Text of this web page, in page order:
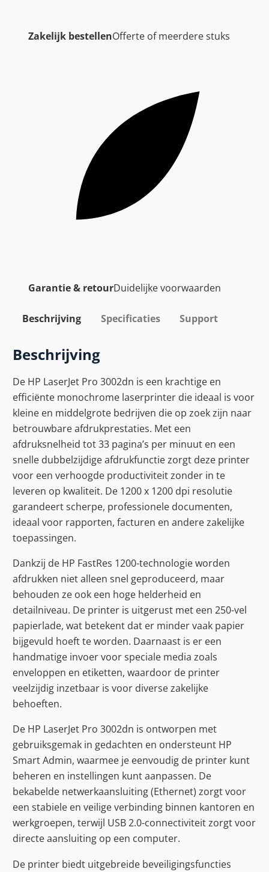
Zakelijk bestellenOfferte of meerdere stuks
Garantie & retourDuidelijke voorwaarden
Beschrijving Specificaties Support
Beschrijving
De HP LaserJet Pro 3002dn is een krachtige en
efficiënte monochrome laserprinter die ideaal is voor
kleine en middelgrote bedrijven die op zoek zijn naar
betrouwbare afdrukprestaties. Met een
afdruksnelheid tot 33 pagina’s per minuut en een
snelle dubbelzijdige afdrukfunctie zorgt deze printer
voor een verhoogde productiviteit zonder in te
leveren op kwaliteit. De 1200 x 1200 dpi resolutie
garandeert scherpe, professionele documenten,
ideaal voor rapporten, facturen en andere zakelijke
toepassingen.
Dankzij de HP FastRes 1200-technologie worden
afdrukken niet alleen snel geproduceerd, maar
behouden ze ook een hoge helderheid en
detailniveau. De printer is uitgerust met een 250-vel
papierlade, wat betekent dat er minder vaak papier
bijgevuld hoeft te worden. Daarnaast is er een
handmatige invoer voor speciale media zoals
enveloppen en etiketten, waardoor de printer
veelzijdig inzetbaar is voor diverse zakelijke
behoeften.
De HP LaserJet Pro 3002dn is ontworpen met
gebruiksgemak in gedachten en ondersteunt HP
Smart Admin, waarmee je eenvoudig de printer kunt
beheren en instellingen kunt aanpassen. De
bekabelde netwerkaansluiting (Ethernet) zorgt voor
een stabiele en veilige verbinding binnen kantoren en
werkgroepen, terwijl USB 2.0-connectiviteit zorgt voor
directe aansluiting op een computer.
De printer biedt uitgebreide beveiligingsfuncties